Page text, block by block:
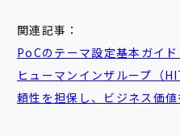
関連記事：
PoCのテーマ設定基本ガイ
ヒューマンインザループ（
頼性を担保し、ビジネス価